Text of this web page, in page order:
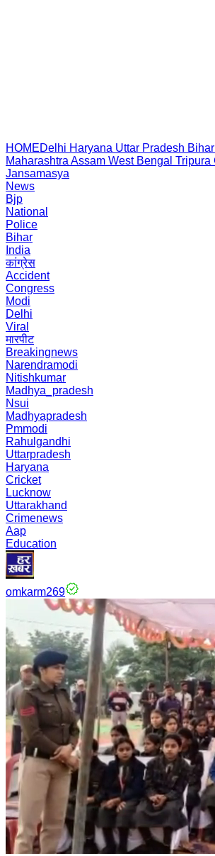
HOMEDelhi Haryana Uttar Pradesh Bihar
Maharashtra Assam West Bengal Tripura
Jansamasya
News
Bjp
National
Police
Bihar
India
कांग्रेस
Accident
Congress
Modi
Delhi
Viral
मारपीट
Breakingnews
Narendramodi
Nitishkumar
Madhya_pradesh
Nsui
Madhyapradesh
Pmmodi
Rahulgandhi
Uttarpradesh
Haryana
Cricket
Lucknow
Uttarakhand
Crimenews
Aap
Education
omkarm269